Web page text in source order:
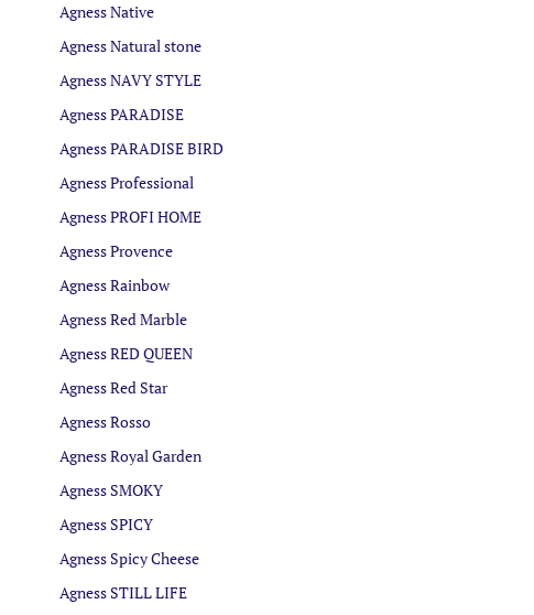
Agness Native
Agness Natural stone
Agness NAVY STYLE
Agness PARADISE
Agness PARADISE BIRD
Agness Professional
Agness PROFI HOME
Agness Provence
Agness Rainbow
Agness Red Marble
Agness RED QUEEN
Agness Red Star
Agness Rosso
Agness Royal Garden
Agness SMOKY
Agness SPICY
Agness Spicy Cheese
Agness STILL LIFE